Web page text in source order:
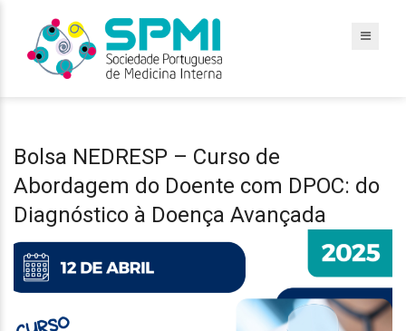
Bolsa NEDRESP – Curso de
Abordagem do Doente com DPOC: do
Diagnóstico à Doença Avançada